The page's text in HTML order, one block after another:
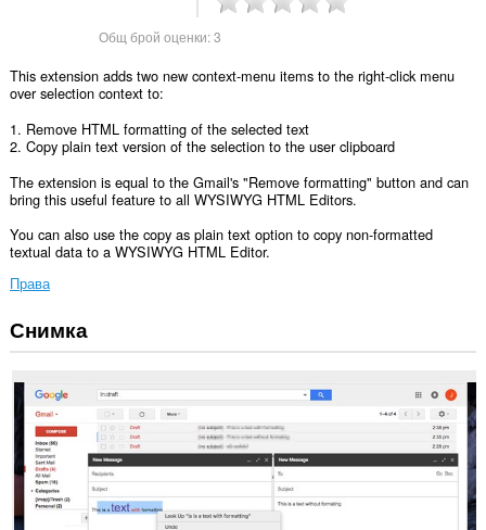
Общ брой оценки:3
This extension adds two new context-menu items to the right-click menu
over selection context to:
1. Remove HTML formatting of the selected text
2. Copy plain text version of the selection to the user clipboard
The extension is equal to the Gmail's "Remove formatting" button and can
bring this useful feature to all WYSIWYG HTML Editors.
You can also use the copy as plain text option to copy non-formatted
textual data to a WYSIWYG HTML Editor.
Права
Това
разширение
да
осъществява
достъп
до
данните
ви
във
всички
сайтове.
Снимка